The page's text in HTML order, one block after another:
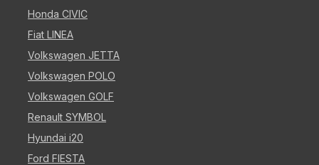
Honda CIVIC
Fiat LINEA
Volkswagen JETTA
Volkswagen POLO
Volkswagen GOLF
Renault SYMBOL
Hyundai i20
Ford FIESTA